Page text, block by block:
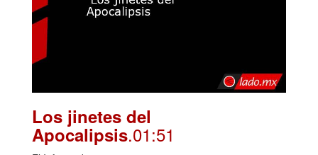
Los jinetes del
Apocalipsis.01:51